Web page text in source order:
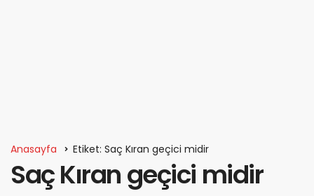
Anasayfa Etiket: Saç Kıran geçici midir
Saç Kıran geçici midir